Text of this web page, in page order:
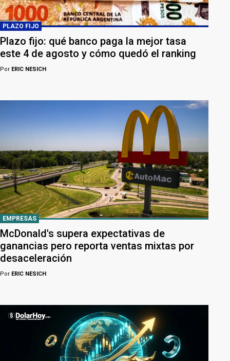
PLAZO FIJO
Plazo fijo: qué banco paga la mejor tasa
este 4 de agosto y cómo quedó el ranking
Por ERIC NESICH
EMPRESAS
McDonald's supera expectativas de
ganancias pero reporta ventas mixtas por
desaceleración
Por ERIC NESICH